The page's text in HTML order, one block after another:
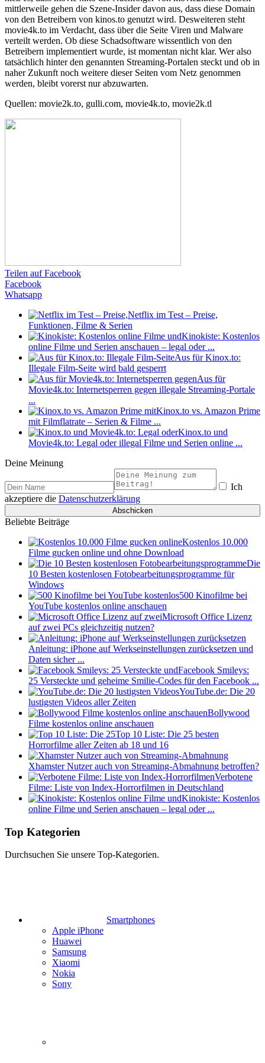
mittlerweile gehen die Szene-Insider davon aus, dass diese Domain
von den Betreibern von kinos.to genutzt wird. Desweiteren steht
movie4k.to im Verdacht, dass über die Seite Viren und Malware
verteilt werden. Ob diese Schadsoftware wissentlich von den
Betreibern implementiert wurde, ist momentan nicht klar. Wer also
tatsächlich hinter den genannten Streaming-Portalen steckt und ob in
naher Zukunft noch weitere dieser Seiten vom Netz genommen
werden, bleibt vorerst nur abzuwarten.
Quellen: movie2k.to, gulli.com, movie4k.to, movie2k.tl
Teilen auf Facebook
Facebook
Whatsapp
Netflix im Test – Preise,
Funktionen, Filme & Serien
Kinokiste: Kostenlos
online Filme und Serien anschauen – legal oder ...
Aus für Kinox.to:
Illegale Film-Seite wird bald gesperrt
Aus für
Movie4k.to: Internetsperren gegen illegale Streaming-Portale
...
Kinox.to vs. Amazon Prime
mit Filmflatrate – Serien & Filme ...
Kinox.to und
Movie4k.to: Legal oder illegal Filme und Serien online ...
Deine Meinung
Ich
akzeptiere die Datenschutzerklärung
Beliebte Beiträge
Kostenlos 10.000
Filme gucken online und ohne Download
Die
10 Besten kostenlosen Fotobearbeitungsprogramme für
Windows
500 Kinofilme bei
YouTube kostenlos online anschauen
Microsoft Office Lizenz
auf zwei PCs gleichzeitig nutzen?
Anleitung: iPhone auf Werkseinstellungen zurücksetzen und
Daten sicher ...
Facebook Smileys:
25 Versteckte und geheime Smilie-Codes für den Facebook ...
YouTube.de: Die 20
lustigsten Videos aller Zeiten
Bollywood
Filme kostenlos online anschauen
Top 10 Liste: Die 25 besten
Horrorfilme aller Zeiten ab 18 und 16
Xhamster Nutzer auch von Streaming-Abmahnung betroffen?
Verbotene
Filme: Liste von Index-Horrorfilmen in Deutschland
Kinokiste: Kostenlos
online Filme und Serien anschauen – legal oder ...
Top Kategorien
Durchsuchen Sie unsere Top-Kategorien.
Smartphones
Apple iPhone
Huawei
Samsung
Xiaomi
Nokia
Sony